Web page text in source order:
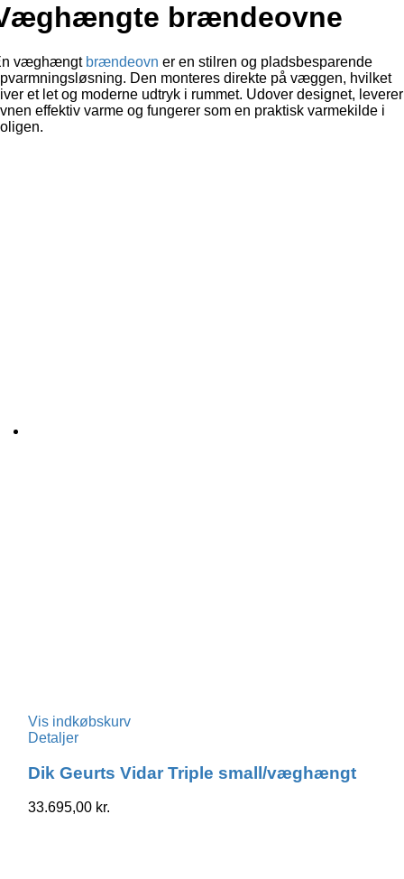
brændeovne
væghængt brændeovn er en stilren og pladsbesparende
Den monteres direkte på væggen, hvilket
et let og moderne udtryk i rummet. Udover designet, leverer
effektiv varme og fungerer som en praktisk varmekilde i
Vis indkøbskurv
Detaljer
Dik Geurts Vidar Triple small/væghængt
33.695,00 kr.